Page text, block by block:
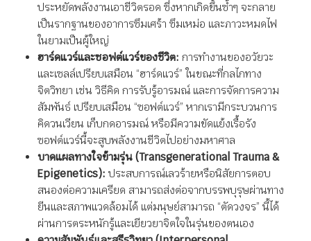
ประหยัดพลังงานเอาชีวิตรอด ซึ่งหากเกิดขึ้นซ้ำๆ จะกลาย
เป็นรากฐานของอาการซึมเศร้า ซึมเหม่อ และภาวะหมดไฟ
ในยามเป็นผู้ใหญ่
ฮาร์ดแวร์และซอฟต์แวร์ของชีวิต: การทำงานของอวัยวะ
และเซลล์เปรียบเสมือน “ฮาร์ดแวร์” ในขณะที่กลไกทาง
จิตวิทยา เช่น วิธีคิด การรับรู้อารมณ์ และการจัดการความ
สัมพันธ์ เปรียบเสมือน “ซอฟต์แวร์” หากเรามีกระบวนการ
คิดวนเวียน เก็บกดอารมณ์ หรือมีความขัดแย้งเรื้อรัง
ซอฟต์แวร์นี้จะสูบพลังงานชีวิตไปอย่างมหาศาล
บาดแผลทางใจข้ามรุ่น (Transgenerational Trauma &
Epigenetics): ประสบการณ์เลวร้ายหรือนิสัยการตอบ
สนองต่อความเครียด สามารถส่งต่อจากบรรพบุรุษผ่านทาง
ยีนและสภาพแวดล้อมได้ แต่มนุษย์สามารถ “ตัดวงจร” นี้ได้
ผ่านการตระหนักรู้และเยียวยาจิตใจในรุ่นของตนเอง